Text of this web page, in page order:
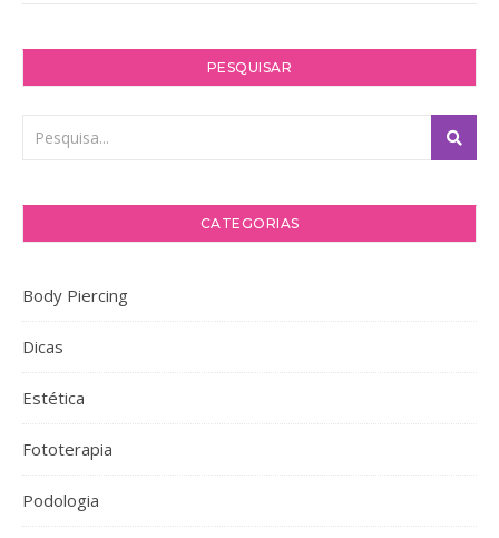
PESQUISAR
CATEGORIAS
Body Piercing
Dicas
Estética
Fototerapia
Podologia